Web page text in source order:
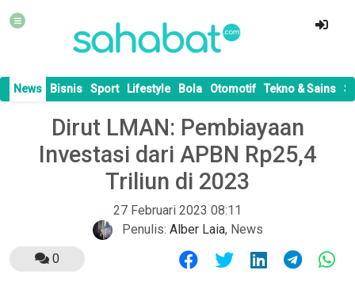
News Bisnis Sport Lifestyle Bola Otomotif Tekno & Sains
Dirut LMAN: Pembiayaan
Investasi dari APBN Rp25,4
Triliun di 2023
27 Februari 2023 08:11
Penulis: Alber Laia, News
0